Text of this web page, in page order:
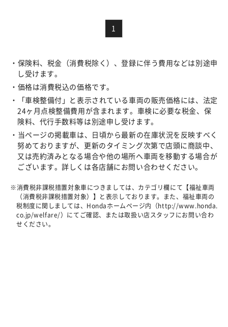
1
保険料、税金（消費税除く）、登録に伴う費用などは別途申
し受けます。
価格は消費税込の価格です。
「車検整備付」と表示されている車両の販売価格には、法定
24ヶ月点検整備費用が含まれます。車検に必要な税金、保
険料、代行手数料等は別途申し受けます。
当ページの掲載車は、日頃から最新の在庫状況を反映すべく
努めておりますが、更新のタイミング次第で店頭に商談中、
又は売約済みとなる場合や他の場所へ車両を移動する場合が
ございます。詳しくは各店舗にお問い合わせください。
消費税非課税措置対象車につきましては、カテゴリ欄にて【福祉車両
（消費税非課税措置対象）】と表示しております。また、福祉車両の
税制度に関しましては、Hondaホームページ内（http://www.honda.
co.jp/welfare/）にてご確認、または取扱い店スタッフにお問い合わ
せください。